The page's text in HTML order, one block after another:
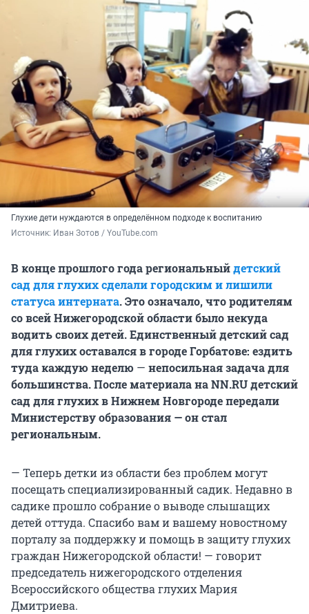
Глухие дети нуждаются в определённом подходе к воспитанию
Источник: Иван Зотов / YouTube.com
В конце прошлого года региональныйдетский
сад для глухих сделали городским и лишили
статуса интерната. Это означало, что родителям
со всей Нижегородской области было некуда
водить своих детей. Единственный детский сад
для глухих оставался в городе Горбатове: ездить
туда каждую неделю — непосильная задача для
большинства. После материала на NN.RU детский
сад для глухих в Нижнем Новгороде передали
Министерству образования — он стал
региональным.
— Теперь детки из области без проблем могут
посещать специализированный садик. Недавно в
садике прошло собрание о выводе слышащих
детей оттуда. Спасибо вам и вашему новостному
порталу за поддержку и помощь в защиту глухих
граждан Нижегородской области! — говорит
председатель нижегородского отделения
Всероссийского общества глухих Мария
Дмитриева.